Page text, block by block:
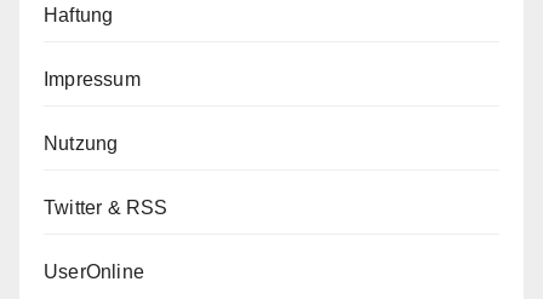
Haftung
Impressum
Nutzung
Twitter & RSS
UserOnline